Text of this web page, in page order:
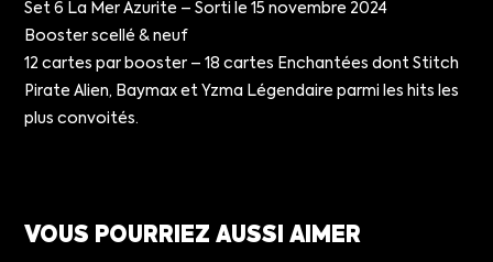
Set 6 La Mer Azurite – Sorti le 15 novembre 2024
Booster scellé & neuf
12 cartes par booster – 18 cartes Enchantées dont Stitch
Pirate Alien, Baymax et Yzma Légendaire parmi les hits les
plus convoités.
VOUS POURRIEZ AUSSI AIMER